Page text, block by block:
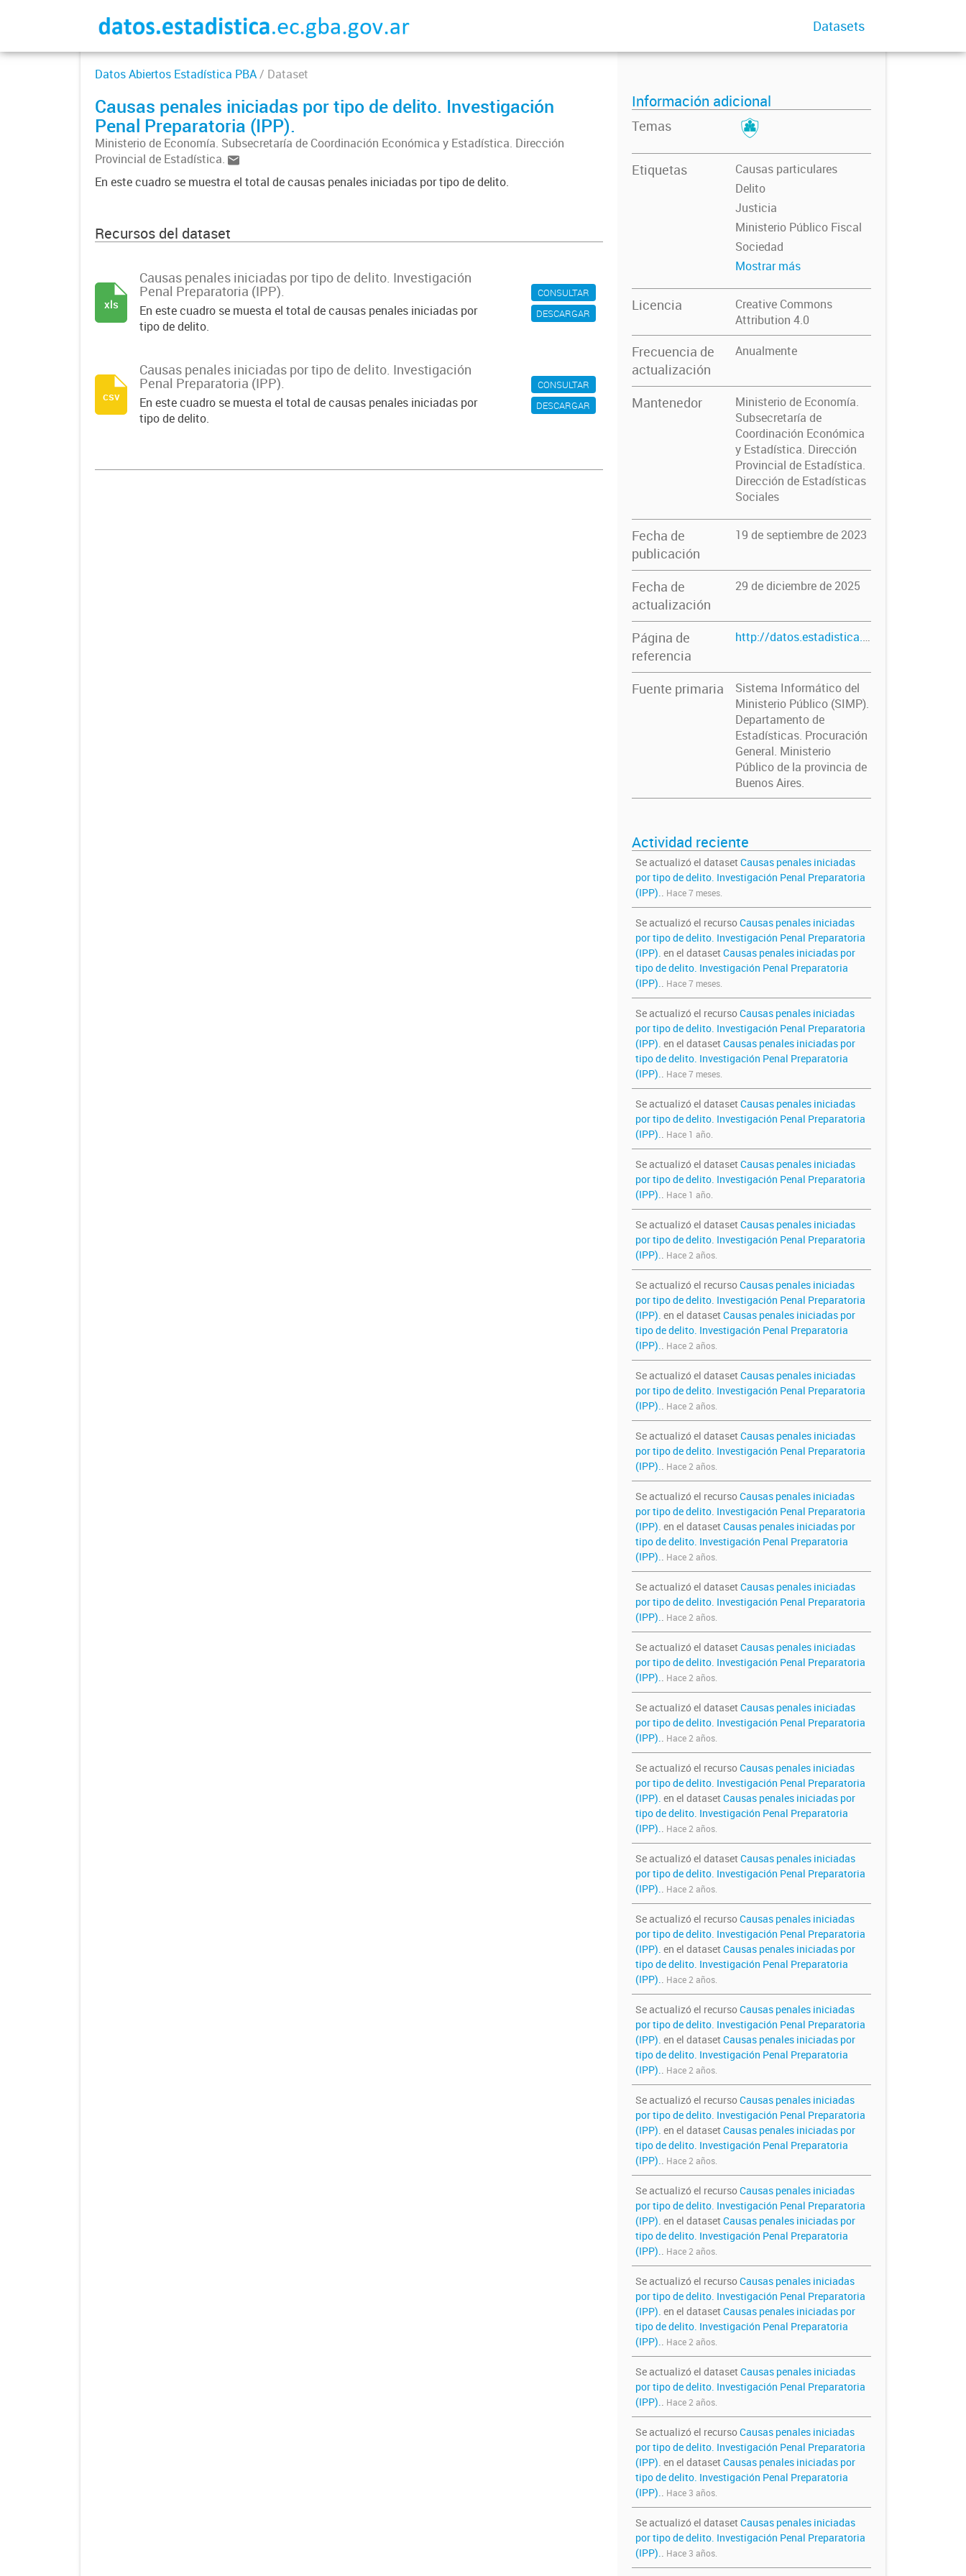
Datasets
Datos Abiertos Estadística PBA/ Dataset
Causas penales iniciadas por tipo de delito. Investigación
Penal Preparatoria (IPP).
Ministerio de Economía. Subsecretaría de Coordinación Económica y Estadística. Dirección
Provincial de Estadística.
En este cuadro se muestra el total de causas penales iniciadas por tipo de delito.
Recursos del dataset
CONSULTAR
DESCARGAR
Causas penales iniciadas por tipo de delito. Investigación
Penal Preparatoria (IPP).
En este cuadro se muesta el total de causas penales iniciadas por
tipo de delito.
xls
CONSULTAR
DESCARGAR
Causas penales iniciadas por tipo de delito. Investigación
Penal Preparatoria (IPP).
En este cuadro se muesta el total de causas penales iniciadas por
tipo de delito.
csv
Información adicional
Temas
Etiquetas
Causas particulares
Delito
Justicia
Ministerio Público Fiscal
Sociedad
Mostrar más
Licencia
Creative Commons
Attribution 4.0
Frecuencia de
actualización
Anualmente
Mantenedor
Ministerio de Economía.
Subsecretaría de
Coordinación Económica
y Estadística. Dirección
Provincial de Estadística.
Dirección de Estadísticas
Sociales
Fecha de
publicación
19 de septiembre de 2023
Fecha de
actualización
29 de diciembre de 2025
Página de
referencia
http://datos.estadistica.ec.gba.gov.ar/dataset/causas-penales-iniciadas-por-tipo-de-delito-investigacion-penal-preparatoria-ipp
Fuente primaria
Sistema Informático del
Ministerio Público (SIMP).
Departamento de
Estadísticas. Procuración
General. Ministerio
Público de la provincia de
Buenos Aires.
Actividad reciente
Se actualizó el dataset Causas penales iniciadas
por tipo de delito. Investigación Penal Preparatoria
(IPP).. Hace 7 meses.
Se actualizó el recursoCausas penales iniciadas
por tipo de delito. Investigación Penal Preparatoria
(IPP). en el dataset Causas penales iniciadas por
tipo de delito. Investigación Penal Preparatoria
(IPP).. Hace 7 meses.
Se actualizó el recursoCausas penales iniciadas
por tipo de delito. Investigación Penal Preparatoria
(IPP). en el dataset Causas penales iniciadas por
tipo de delito. Investigación Penal Preparatoria
(IPP).. Hace 7 meses.
Se actualizó el dataset Causas penales iniciadas
por tipo de delito. Investigación Penal Preparatoria
(IPP).. Hace 1 año.
Se actualizó el dataset Causas penales iniciadas
por tipo de delito. Investigación Penal Preparatoria
(IPP).. Hace 1 año.
Se actualizó el dataset Causas penales iniciadas
por tipo de delito. Investigación Penal Preparatoria
(IPP).. Hace 2 años.
Se actualizó el recursoCausas penales iniciadas
por tipo de delito. Investigación Penal Preparatoria
(IPP). en el dataset Causas penales iniciadas por
tipo de delito. Investigación Penal Preparatoria
(IPP).. Hace 2 años.
Se actualizó el dataset Causas penales iniciadas
por tipo de delito. Investigación Penal Preparatoria
(IPP).. Hace 2 años.
Se actualizó el dataset Causas penales iniciadas
por tipo de delito. Investigación Penal Preparatoria
(IPP).. Hace 2 años.
Se actualizó el recursoCausas penales iniciadas
por tipo de delito. Investigación Penal Preparatoria
(IPP). en el dataset Causas penales iniciadas por
tipo de delito. Investigación Penal Preparatoria
(IPP).. Hace 2 años.
Se actualizó el dataset Causas penales iniciadas
por tipo de delito. Investigación Penal Preparatoria
(IPP).. Hace 2 años.
Se actualizó el dataset Causas penales iniciadas
por tipo de delito. Investigación Penal Preparatoria
(IPP).. Hace 2 años.
Se actualizó el dataset Causas penales iniciadas
por tipo de delito. Investigación Penal Preparatoria
(IPP).. Hace 2 años.
Se actualizó el recursoCausas penales iniciadas
por tipo de delito. Investigación Penal Preparatoria
(IPP). en el dataset Causas penales iniciadas por
tipo de delito. Investigación Penal Preparatoria
(IPP).. Hace 2 años.
Se actualizó el dataset Causas penales iniciadas
por tipo de delito. Investigación Penal Preparatoria
(IPP).. Hace 2 años.
Se actualizó el recursoCausas penales iniciadas
por tipo de delito. Investigación Penal Preparatoria
(IPP). en el dataset Causas penales iniciadas por
tipo de delito. Investigación Penal Preparatoria
(IPP).. Hace 2 años.
Se actualizó el recursoCausas penales iniciadas
por tipo de delito. Investigación Penal Preparatoria
(IPP). en el dataset Causas penales iniciadas por
tipo de delito. Investigación Penal Preparatoria
(IPP).. Hace 2 años.
Se actualizó el recursoCausas penales iniciadas
por tipo de delito. Investigación Penal Preparatoria
(IPP). en el dataset Causas penales iniciadas por
tipo de delito. Investigación Penal Preparatoria
(IPP).. Hace 2 años.
Se actualizó el recursoCausas penales iniciadas
por tipo de delito. Investigación Penal Preparatoria
(IPP). en el dataset Causas penales iniciadas por
tipo de delito. Investigación Penal Preparatoria
(IPP).. Hace 2 años.
Se actualizó el recursoCausas penales iniciadas
por tipo de delito. Investigación Penal Preparatoria
(IPP). en el dataset Causas penales iniciadas por
tipo de delito. Investigación Penal Preparatoria
(IPP).. Hace 2 años.
Se actualizó el dataset Causas penales iniciadas
por tipo de delito. Investigación Penal Preparatoria
(IPP).. Hace 2 años.
Se actualizó el recursoCausas penales iniciadas
por tipo de delito. Investigación Penal Preparatoria
(IPP). en el dataset Causas penales iniciadas por
tipo de delito. Investigación Penal Preparatoria
(IPP).. Hace 3 años.
Se actualizó el dataset Causas penales iniciadas
por tipo de delito. Investigación Penal Preparatoria
(IPP).. Hace 3 años.